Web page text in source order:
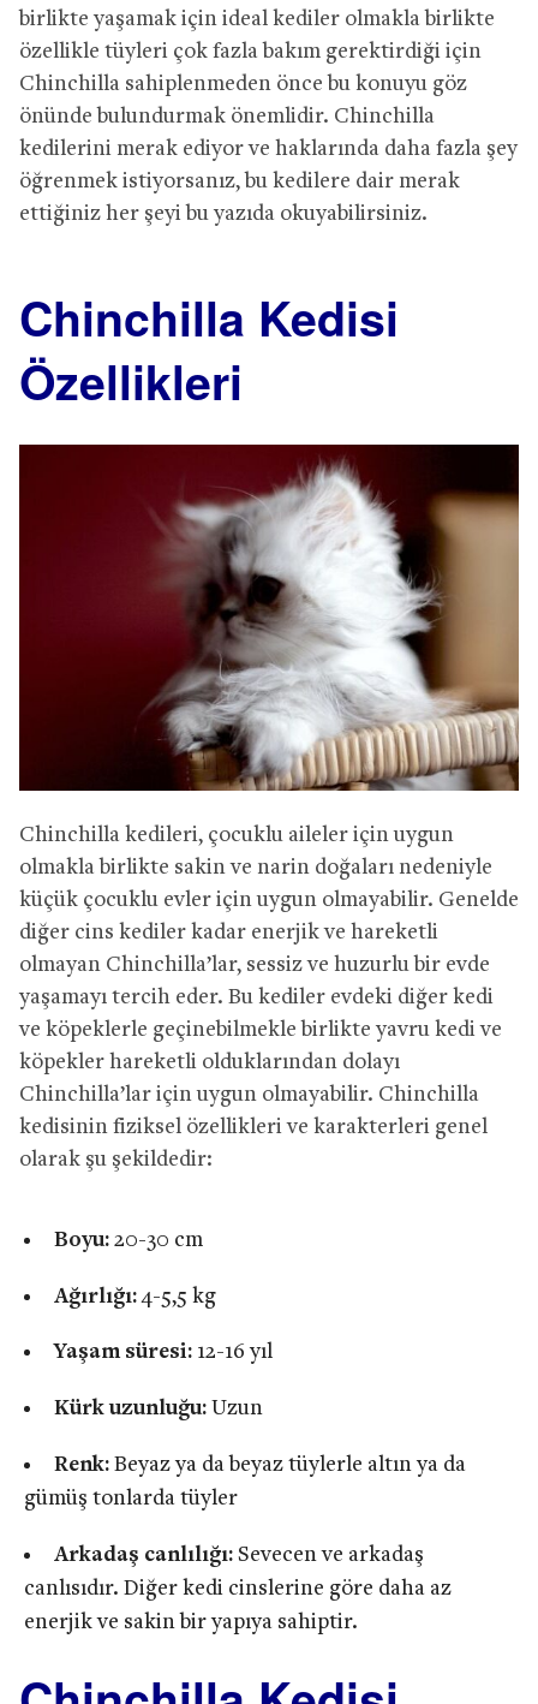
birlikte yaşamak için ideal kediler olmakla birlikte
özellikle tüyleri çok fazla bakım gerektirdiği için
Chinchilla sahiplenmeden önce bu konuyu göz
önünde bulundurmak önemlidir. Chinchilla
kedilerini merak ediyor ve haklarında daha fazla şey
öğrenmek istiyorsanız, bu kedilere dair merak
ettiğiniz her şeyi bu yazıda okuyabilirsiniz.
Chinchilla Kedisi
Özellikleri
Chinchilla kedileri, çocuklu aileler için uygun
olmakla birlikte sakin ve narin doğaları nedeniyle
küçük çocuklu evler için uygun olmayabilir. Genelde
diğer cins kediler kadar enerjik ve hareketli
olmayan Chinchilla’lar, sessiz ve huzurlu bir evde
yaşamayı tercih eder. Bu kediler evdeki diğer kedi
ve köpeklerle geçinebilmekle birlikte yavru kedi ve
köpekler hareketli olduklarından dolayı
Chinchilla’lar için uygun olmayabilir. Chinchilla
kedisinin fiziksel özellikleri ve karakterleri genel
olarak şu şekildedir:
Boyu:20-30 cm
Ağırlığı:4-5,5 kg
Yaşam süresi:12-16 yıl
Kürk uzunluğu:Uzun
Renk:Beyaz ya da beyaz tüylerle altın ya da
gümüş tonlarda tüyler
Arkadaş canlılığı:Sevecen ve arkadaş
canlısıdır. Diğer kedi cinslerine göre daha az
enerjik ve sakin bir yapıya sahiptir.